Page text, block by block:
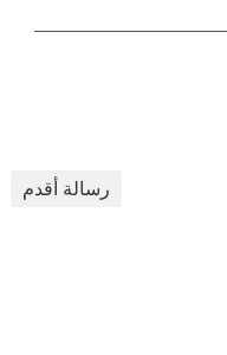
رسالة أقدم